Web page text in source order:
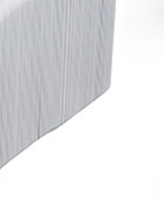
Ribbon Impressora
Ribbon para Impressora